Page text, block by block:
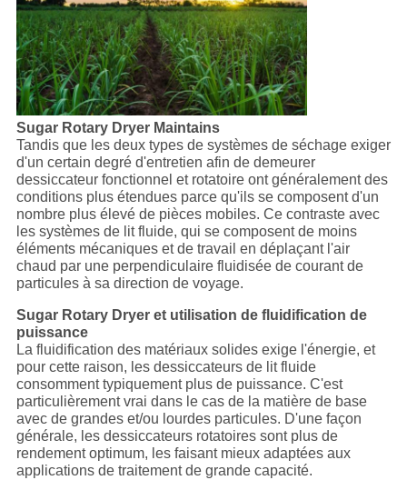
Sugar Rotary Dryer Maintains
Tandis que les deux types de systèmes de séchage exiger
d'un certain degré d'entretien afin de demeurer
dessiccateur fonctionnel et rotatoire ont généralement des
conditions plus étendues parce qu'ils se composent d'un
nombre plus élevé de pièces mobiles. Ce contraste avec
les systèmes de lit fluide, qui se composent de moins
éléments mécaniques et de travail en déplaçant l'air
chaud par une perpendiculaire fluidisée de courant de
particules à sa direction de voyage.
Sugar Rotary Dryer et utilisation de fluidification de
puissance
La fluidification des matériaux solides exige l'énergie, et
pour cette raison, les dessiccateurs de lit fluide
consomment typiquement plus de puissance. C'est
particulièrement vrai dans le cas de la matière de base
avec de grandes et/ou lourdes particules. D'une façon
générale, les dessiccateurs rotatoires sont plus de
rendement optimum, les faisant mieux adaptées aux
applications de traitement de grande capacité.